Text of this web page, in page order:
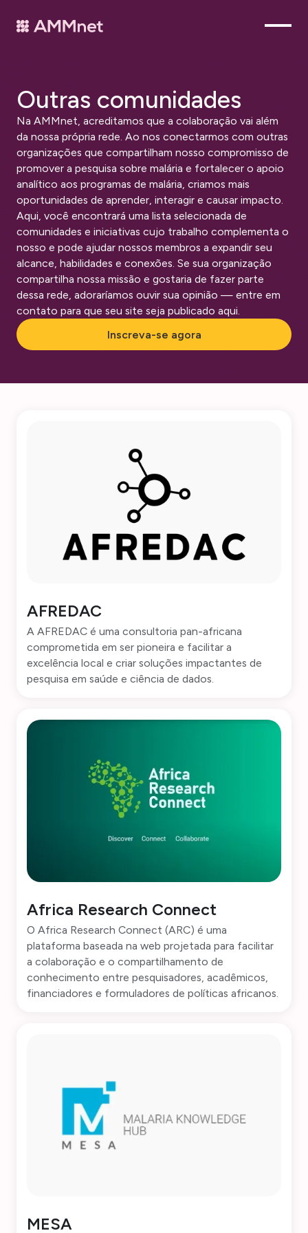
Outras comunidades
Na AMMnet, acreditamos que a colaboração vai além
da nossa própria rede. Ao nos conectarmos com outras
organizações que compartilham nosso compromisso de
promover a pesquisa sobre malária e fortalecer o apoio
analítico aos programas de malária, criamos mais
oportunidades de aprender, interagir e causar impacto.
Aqui, você encontrará uma lista selecionada de
comunidades e iniciativas cujo trabalho complementa o
nosso e pode ajudar nossos membros a expandir seu
alcance, habilidades e conexões. Se sua organização
compartilha nossa missão e gostaria de fazer parte
dessa rede, adoraríamos ouvir sua opinião — entre em
contato para que seu site seja publicado aqui.
Inscreva-se agora
AFREDAC
A AFREDAC é uma consultoria pan-africana
comprometida em ser pioneira e facilitar a
excelência local e criar soluções impactantes de
pesquisa em saúde e ciência de dados.
Africa Research Connect
O Africa Research Connect (ARC) é uma
plataforma baseada na web projetada para facilitar
a colaboração e o compartilhamento de
conhecimento entre pesquisadores, acadêmicos,
financiadores e formuladores de políticas africanos.
MESA